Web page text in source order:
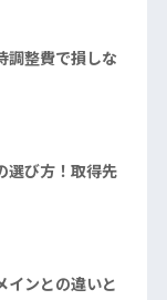
調整費で損しな
選び方！取得先
インとの違いと